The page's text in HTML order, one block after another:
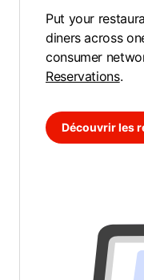
Put your
diners across
consumer
Reservations.
Découvrir les